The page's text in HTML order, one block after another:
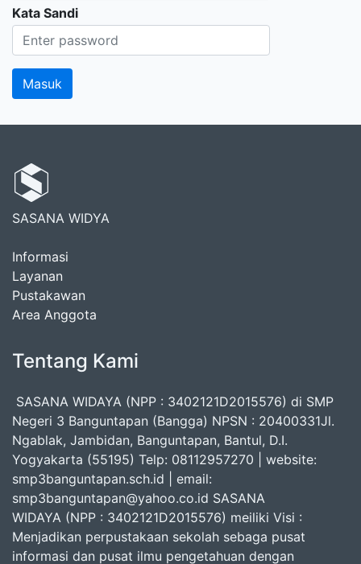
Kata Sandi
SASANA WIDYA
Informasi
Layanan
Pustakawan
Area Anggota
Tentang Kami
SASANA WIDAYA (NPP : 3402121D2015576) di SMP
Negeri 3 Banguntapan (Bangga) NPSN : 20400331Jl.
Ngablak, Jambidan, Banguntapan, Bantul, D.I.
Yogyakarta (55195) Telp: 08112957270 | website:
smp3banguntapan.sch.id | email:
smp3banguntapan@yahoo.co.id SASANA
WIDAYA (NPP : 3402121D2015576) meiliki Visi :
Menjadikan perpustakaan sekolah sebaga pusat
informasi dan pusat ilmu pengetahuan dengan